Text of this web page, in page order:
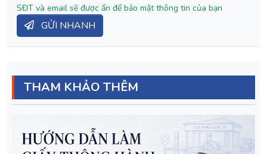
SĐT và email sẽ được ẩn để bảo mật thông tin của bạn
GỬI NHANH
THAM KHẢO THÊM